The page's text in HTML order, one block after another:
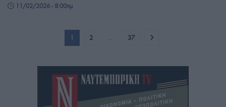
11/02/2026 - 8:00πμ
1 2 … 37